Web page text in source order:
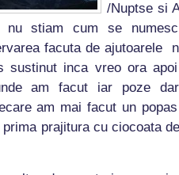
/Nuptse si
cum se
facuta de ajutoarele
sustinut inca vreo ora
am facut iar poze
am mai facut un
prajitura cu ciocoata